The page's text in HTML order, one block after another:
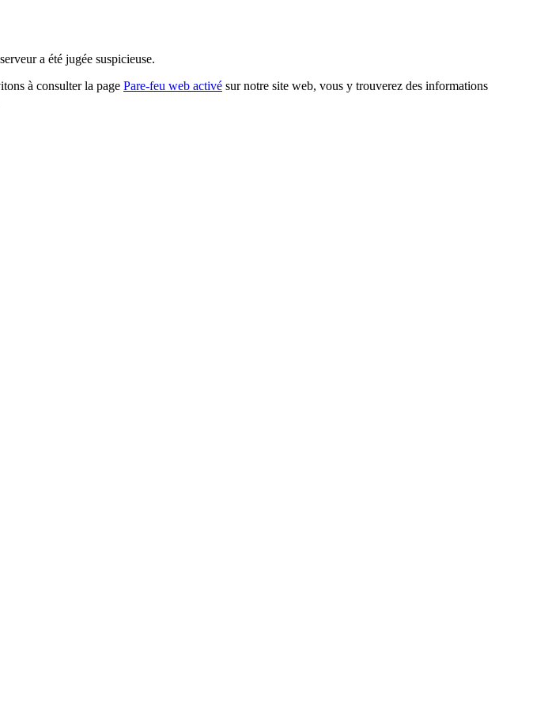
a été jugée suspicieuse.
à consulter la page Pare-feu web activé sur notre site web, vous y trouverez des informations